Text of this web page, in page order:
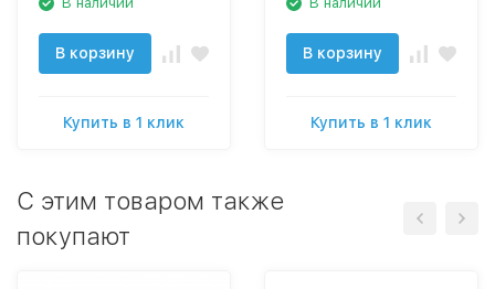
В корзину
Купить в 1 клик
В корзину
Купить в 1 клик
C этим товаром также
покупают